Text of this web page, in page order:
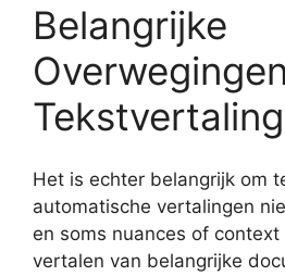
Belangrijke
Tekstvertaling
Het is echter belangrijk om
automatische vertalingen
en soms nuances of
vertalen van belangrijke